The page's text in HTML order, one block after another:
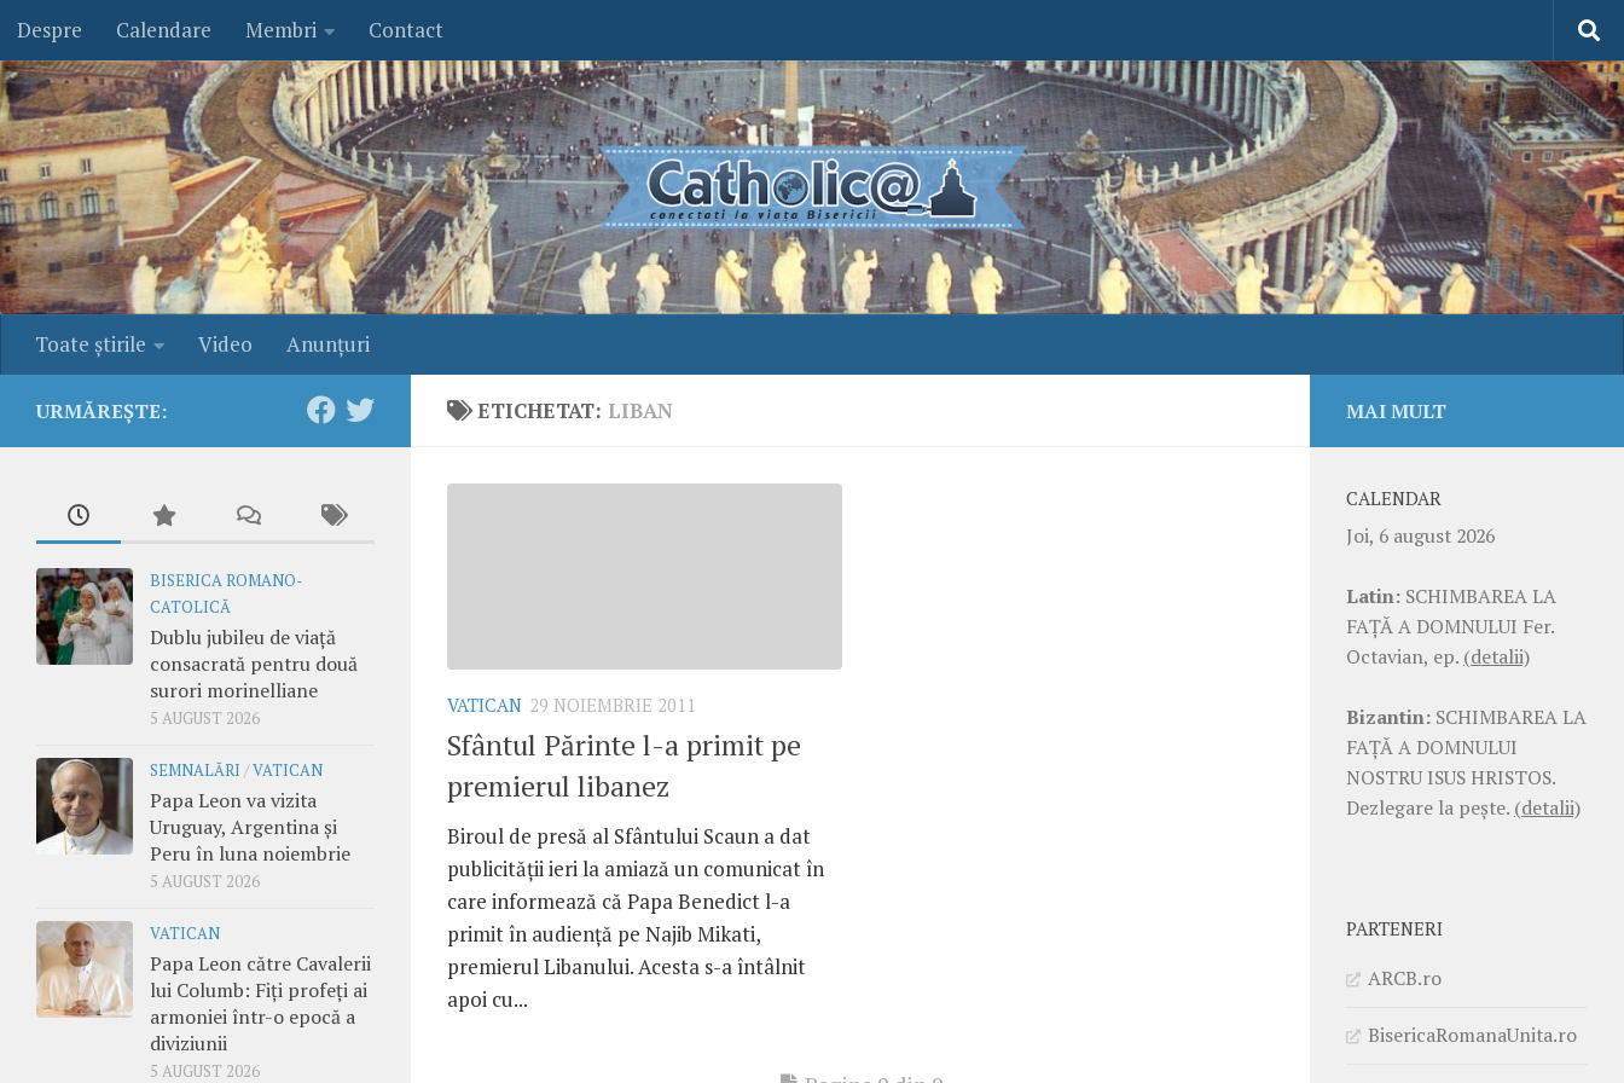
Skip to content
Despre Calendare Membri Contact
Toate ştirile Video Anunţuri
ETICHETAT: LIBAN
VATICAN 29 NOIEMBRIE 2011
Sfântul Părinte l-a primit pe
premierul libanez
Biroul de presă al Sfântului Scaun a dat
publicităţii ieri la amiază un comunicat în
care informează că Papa Benedict l-a
primit în audienţă pe Najib Mikati,
premierul Libanului. Acesta s-a întâlnit
apoi cu...
URMĂREȘTE:
BISERICA ROMANO-
CATOLICĂ
Dublu jubileu de viață
consacrată pentru două
surori morinelliane
5 AUGUST 2026
SEMNALĂRI /VATICAN
Papa Leon va vizita
Uruguay, Argentina și
Peru în luna noiembrie
5 AUGUST 2026
VATICAN
Papa Leon către Cavalerii
lui Columb: Fiți profeți ai
armoniei într-o epocă a
diviziunii
5 AUGUST 2026
MAI MULT
CALENDAR
Joi, 6 august 2026
Latin: SCHIMBAREA LA
FAŢĂ A DOMNULUI Fer.
Octavian, ep. (detalii)
Bizantin: SCHIMBAREA LA
FAŢĂ A DOMNULUI
NOSTRU ISUS HRISTOS.
Dezlegare la pește. (detalii)
PARTENERI
ARCB.ro
BisericaRomanaUnita.ro